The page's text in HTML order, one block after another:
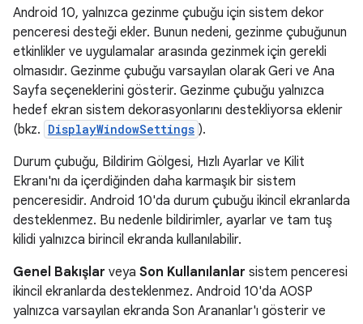
Android 10, yalnızca gezinme çubuğu için sistem dekor
penceresi desteği ekler. Bunun nedeni, gezinme çubuğunun
etkinlikler ve uygulamalar arasında gezinmek için gerekli
olmasıdır. Gezinme çubuğu varsayılan olarak Geri ve Ana
Sayfa seçeneklerini gösterir. Gezinme çubuğu yalnızca
hedef ekran sistem dekorasyonlarını destekliyorsa eklenir
(bkz. DisplayWindowSettings ).
Durum çubuğu, Bildirim Gölgesi, Hızlı Ayarlar ve Kilit
Ekranı'nı da içerdiğinden daha karmaşık bir sistem
penceresidir. Android 10'da durum çubuğu ikincil ekranlarda
desteklenmez. Bu nedenle bildirimler, ayarlar ve tam tuş
kilidi yalnızca birincil ekranda kullanılabilir.
Genel Bakışlar veya Son Kullanılanlar sistem penceresi
ikincil ekranlarda desteklenmez. Android 10'da AOSP
yalnızca varsayılan ekranda Son Arananlar'ı gösterir ve